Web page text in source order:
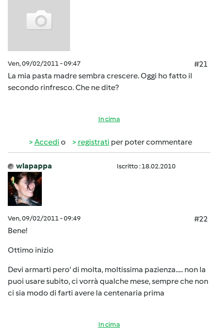
Ven, 09/02/2011 - 09:47
#21
La mia pasta madre sembra crescere. Oggi ho fatto il
secondo rinfresco. Che ne dite?
In cima
Accedi o registrati per poter commentare
wlapappa Iscritto : 18.02.2010
Ven, 09/02/2011 - 09:49
#22
Bene!
Ottimo inizio
Devi armarti pero' di molta, moltissima pazienza..... non la
puoi usare subito, ci vorrà qualche mese, sempre che non
ci sia modo di farti avere la centenaria prima
In cima